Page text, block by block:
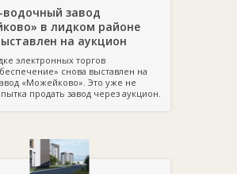
водочный завод
в лидком районе
на аукцион
электронных торгов
снова выставлен на
«Можейково». Это уже не
продать завод через аукцион.